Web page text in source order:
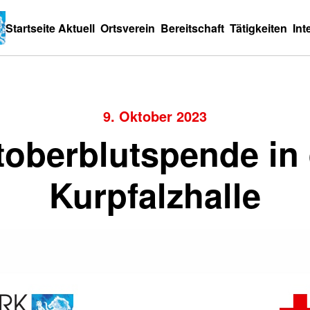
StartseiteAktuell Ortsverein Bereitschaft Tätigkeiten
9. Oktober 2023
in
Kurpfalzhalle